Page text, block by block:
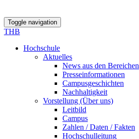
Toggle navigation
THB
Hochschule
Aktuelles
News aus den Bereichen
Presseinformationen
Campusgeschichten
Nachhaltigkeit
Vorstellung (Über uns)
Leitbild
Campus
Zahlen / Daten / Fakten
Hochschulleitung